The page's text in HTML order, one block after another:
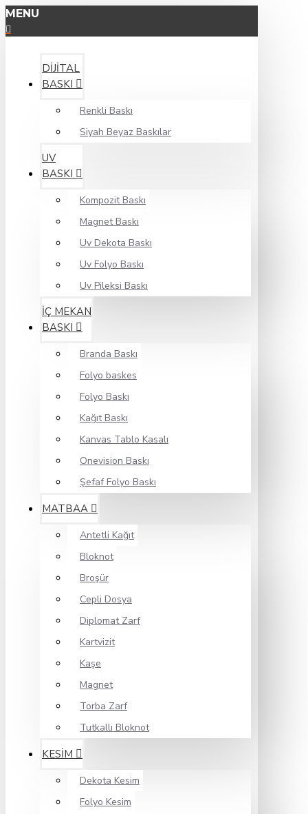
MENU
DIJITAL
BASKI
Renkli Baskı
Siyah Beyaz Baskılar
UV
BASKI
Kompozit Baskı
Magnet Baskı
Uv Dekota Baskı
Uv Folyo Baskı
Uv Pileksi Baskı
İÇ MEKAN
BASKI
Branda Baskı
Folyo baskes
Folyo Baskı
Kağıt Baskı
Kanvas Tablo Kasalı
Onevision Baskı
Şefaf Folyo Baskı
MATBAA
Antetli Kağıt
Bloknot
Broşür
Cepli Dosya
Diplomat Zarf
Kartvizit
Kaşe
Magnet
Torba Zarf
Tutkallı Bloknot
KESİM
Dekota Kesim
Folyo Kesim